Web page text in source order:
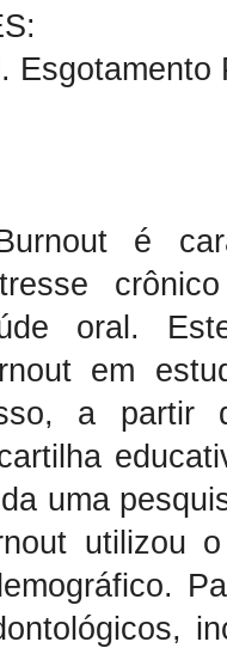
é
oral.
em
a partir
uma
utilizou